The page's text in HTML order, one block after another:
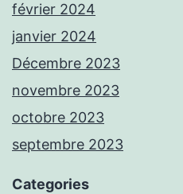
février 2024
janvier 2024
Décembre 2023
novembre 2023
octobre 2023
septembre 2023
Categories